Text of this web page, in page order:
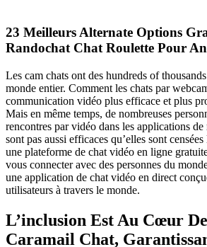
23 Meilleurs Alternate Options
Randochat Chat Roulette Pour
Les cam chats ont des hundreds of
monde entier. Comment les chats par
communication vidéo plus efficace et plus
Mais en même temps, de nombreuses
rencontres par vidéo dans les applications de
sont pas aussi efficaces qu’elles sont
une plateforme de chat vidéo en ligne
vous connecter avec des personnes du
une application de chat vidéo en direct
utilisateurs à travers le monde.
L’inclusion Est Au Cœur
Caramail Chat,